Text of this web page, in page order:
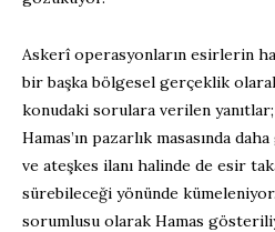
Askerî operasyonların esirlerin
bir başka bölgesel gerçeklik
konudaki sorulara verilen
Hamas’ın pazarlık masasında
ve ateşkes ilanı halinde de esir
sürebileceği yönünde
sorumlusu olarak Hamas